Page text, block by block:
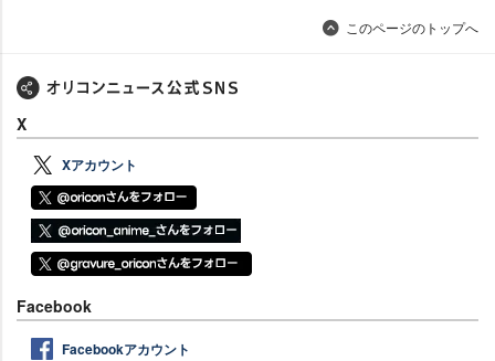
このページのトップへ
X
Xアカウント
Facebook
Facebookアカウント